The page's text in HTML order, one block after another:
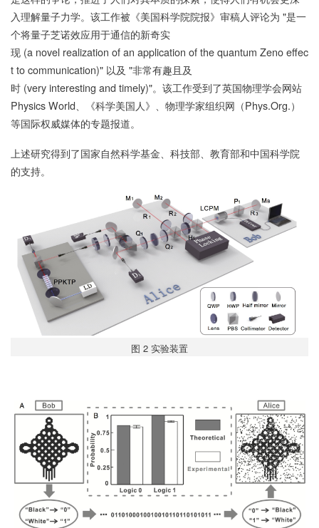
入理解量子力学。该工作被《美国科学院院报》审稿人评论为 "是一
个将量子芝诺效应用于通信的新奇实
现 (a novel realization of an application of the quantum Zeno effec
t to communication)" 以及 "非常有趣且及
时 (very interesting and timely)"。该工作受到了英国物理学会网站
Physics World、《科学美国人》、物理学家组织网（Phys.Org.）
等国际权威媒体的专题报道。
上述研究得到了国家自然科学基金、科技部、教育部和中国科学院
的支持。
图 2 实验装置